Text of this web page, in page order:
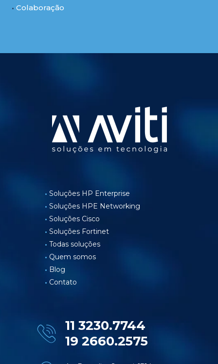
Colaboração
Soluções HP Enterprise
Soluções HPE Networking
Soluções Cisco
Soluções Fortinet
Todas soluções
Quem somos
Blog
Contato
11 3230.7744
19 2660.2575